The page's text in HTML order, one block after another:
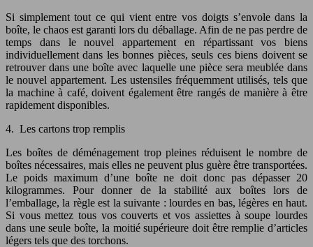
Si simplement tout ce qui vient entre vos doigts s’envole dans la
boîte, le chaos est garanti lors du déballage. Afin de ne pas perdre de
temps dans le nouvel appartement en répartissant vos biens
individuellement dans les bonnes pièces, seuls ces biens doivent se
retrouver dans une boîte avec laquelle une pièce sera meublée dans
le nouvel appartement. Les ustensiles fréquemment utilisés, tels que
la machine à café, doivent également être rangés de manière à être
rapidement disponibles.
4. Les cartons trop remplis
Les boîtes de déménagement trop pleines réduisent le nombre de
boîtes nécessaires, mais elles ne peuvent plus guère être transportées.
Le poids maximum d’une boîte ne doit donc pas dépasser 20
kilogrammes. Pour donner de la stabilité aux boîtes lors de
l’emballage, la règle est la suivante : lourdes en bas, légères en haut.
Si vous mettez tous vos couverts et vos assiettes à soupe lourdes
dans une seule boîte, la moitié supérieure doit être remplie d’articles
légers tels que des torchons.